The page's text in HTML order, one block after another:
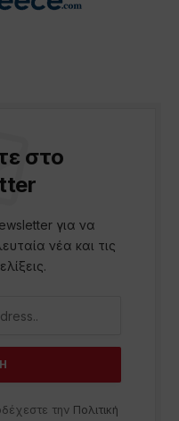
στο
για να
νέα και τις
την Πολιτική